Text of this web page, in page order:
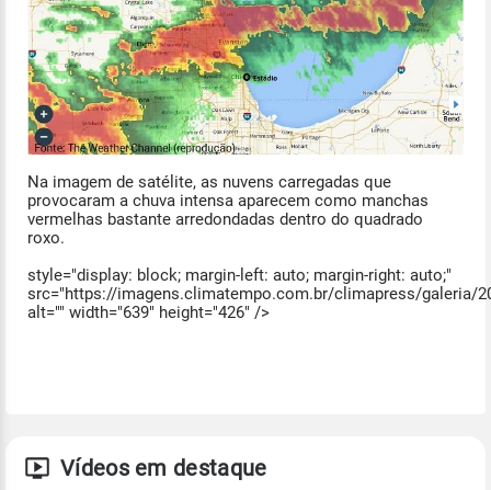
Na imagem de satélite, as nuvens carregadas que
provocaram a chuva intensa aparecem como manchas
vermelhas bastante arredondadas dentro do quadrado
roxo.
style="display: block; margin-left: auto; margin-right: auto;"
src="https://imagens.climatempo.com.br/climapress/galeria/
alt="" width="639" height="426" />
Vídeos em destaque